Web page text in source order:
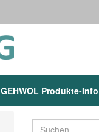
GEHWOL Produkte-Info